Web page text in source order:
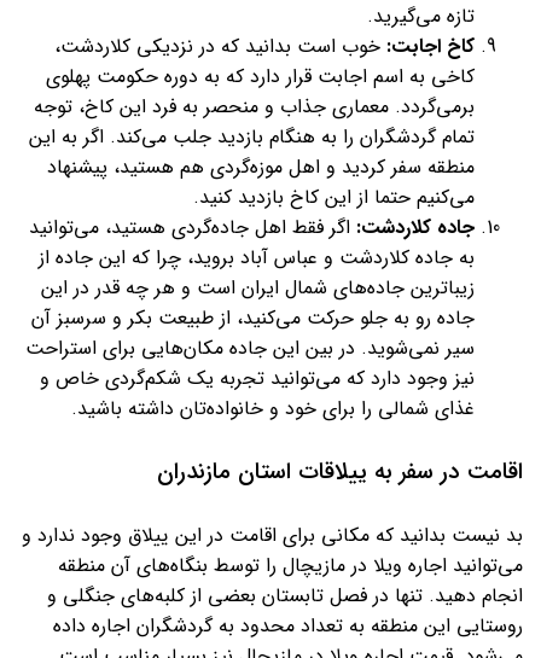
تازه می‌گیرید.
کاخ اجابت: خوب است بدانید که در نزدیکی کلاردشت،
کاخی به اسم اجابت قرار دارد که به دوره حکومت پهلوی
برمی‌گردد. معماری جذاب و منحصر به فرد این کاخ، توجه
تمام گردشگران را به هنگام بازدید جلب می‌کند. اگر به این
منطقه سفر کردید و اهل موزه‌گردی هم هستید، پیشنهاد
می‌کنیم حتما از این کاخ بازدید کنید.
جاده کلاردشت: اگر فقط اهل جاده‌گردی هستید، می‌توانید
به جاده کلاردشت و عباس آباد بروید، چرا که این جاده از
زیباترین جاده‌های شمال ایران است و هر چه قدر در این
جاده رو به جلو حرکت می‌کنید، از طبیعت بکر و سرسبز آن
سیر نمی‌شوید. در بین این جاده مکان‌هایی برای استراحت
نیز وجود دارد که می‌توانید تجربه یک شکم‌گردی خاص و
غذای شمالی را برای خود و خانواده‌تان داشته باشید.
اقامت در سفر به ییلاقات استان مازندران
بد نیست بدانید که مکانی برای اقامت در این ییلاق وجود ندارد و
می‌توانید اجاره ویلا در مازیچال را توسط بنگاه‌های آن منطقه
انجام دهید. تنها در فصل تابستان بعضی از کلبه‌های جنگلی و
روستایی این منطقه به تعداد محدود به گردشگران اجاره داده